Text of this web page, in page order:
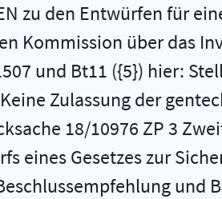
zu den Entwürfen für
Kommission über das
und Bt11 ({5}) hier:
Zulassung der
18/10976 ZP 3
eines Gesetzes zur
und